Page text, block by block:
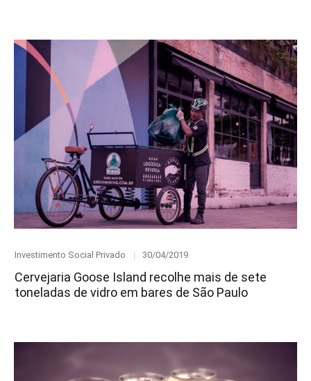
Category
Investimento Social Privado
Posted
30/04/2019
Cervejaria Goose Island recolhe mais de sete
toneladas de vidro em bares de São Paulo